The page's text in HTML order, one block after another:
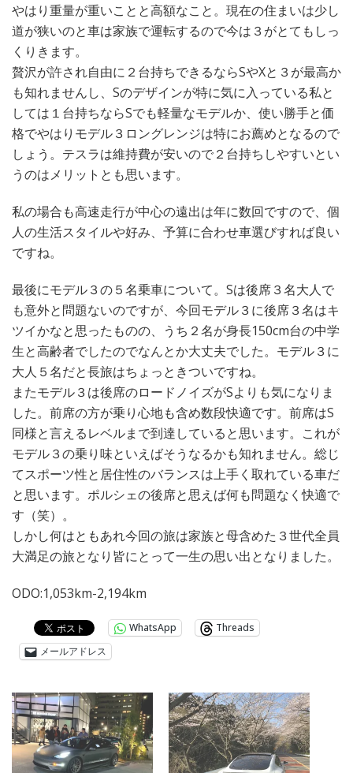
やはり重量が重いことと高額なこと。現在の住まいは少し
道が狭いのと車は家族で運転するので今は３がとてもしっ
くりきます。
贅沢が許され自由に２台持ちできるならSやXと３が最高か
も知れませんし、Sのデザインが特に気に入っている私と
しては１台持ちならSでも軽量なモデルか、使い勝手と価
格でやはりモデル３ロングレンジは特にお薦めとなるので
しょう。テスラは維持費が安いので２台持ちしやすいとい
うのはメリットとも思います。
私の場合も高速走行が中心の遠出は年に数回ですので、個
人の生活スタイルや好み、予算に合わせ車選びすれば良い
ですね。
最後にモデル３の５名乗車について。Sは後席３名大人で
も意外と問題ないのですが、今回モデル３に後席３名はキ
ツイかなと思ったものの、うち２名が身長150cm台の中学
生と高齢者でしたのでなんとか大丈夫でした。モデル３に
大人５名だと長旅はちょっときついですね。
またモデル３は後席のロードノイズがSよりも気になりま
した。前席の方が乗り心地も含め数段快適です。前席はS
同様と言えるレベルまで到達していると思います。これが
モデル３の乗り味といえばそうなるかも知れません。総じ
てスポーツ性と居住性のバランスは上手く取れている車だ
と思います。ポルシェの後席と思えば何も問題なく快適で
す（笑）。
しかし何はともあれ今回の旅は家族と母含めた３世代全員
大満足の旅となり皆にとって一生の思い出となりました。
ODO:1,053km-2,194km
WhatsApp
Threads
メールアドレス